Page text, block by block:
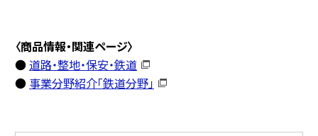
〈商品情報・関連ページ〉
●道路・整地・保安・鉄道
● 事業分野紹介「鉄道分野」